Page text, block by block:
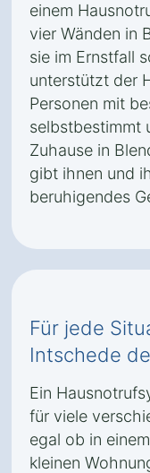
einem
vier Wänden in
sie im Ernstfall
unterstützt der
Personen mit
selbstbestimmt
Zuhause in
gibt ihnen und
beruhigendes
Für jede
Intschede
Ein
für viele
egal ob in
kleinen